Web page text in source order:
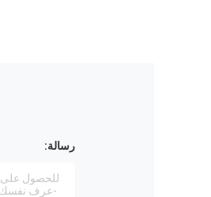
رسالة: